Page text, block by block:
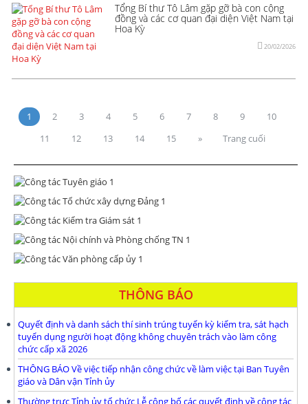
Tổng Bí thư Tô Lâm gặp gỡ bà con cộng
đồng và các cơ quan đại diện Việt Nam tại
Hoa Kỳ
20/02/2026
1 2 3 4 5 6 7 8 9
10
11
12 13 14 15 » Trang cuối
THÔNG BÁO
Quyết định và danh sách thí sinh trúng tuyển kỳ kiểm tra, sát hạch
tuyển dụng người hoạt động không chuyên trách vào làm công
chức cấp xã 2026
THÔNG BÁO Về việc tiếp nhận công chức về làm việc tại Ban Tuyên
giáo và Dân vận Tỉnh ủy
Thường trưc Tỉnh ủy tổ chức Lễ công bố các quyết định về công tác